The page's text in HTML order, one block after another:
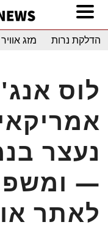
הדלקת נרות מזג אוויר
לוס
נעצר
—
לאתר